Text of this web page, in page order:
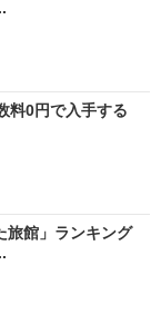
料0円で入手する
旅館」ランキング